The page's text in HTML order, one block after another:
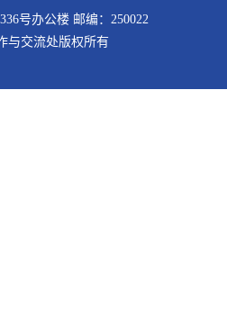
号办公楼 邮编：250022
与交流处版权所有